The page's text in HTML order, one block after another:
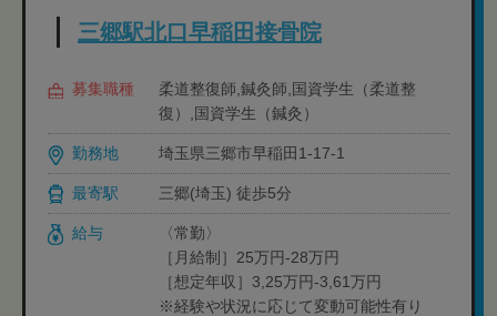
三郷駅北口早稲田接骨院
募集職種
柔道整復師,鍼灸師,国資学生（柔道整
復）,国資学生（鍼灸）
勤務地 埼玉県三郷市早稲田1-17-1
最寄駅 三郷(埼玉) 徒歩5分
給与
〈常勤〉
［月給制］25万円-28万円
［想定年収］3,25万円-3,61万円
※経験や状況に応じて変動可能性有り